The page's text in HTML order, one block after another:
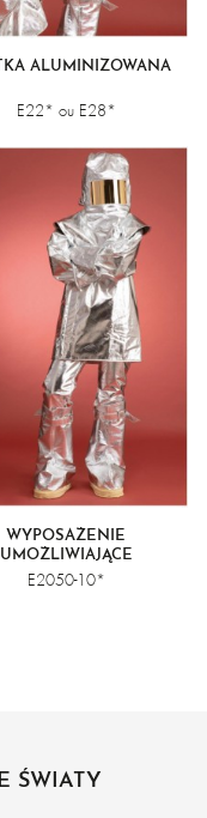
ALUMINIZOWANA
E22* ou E28*
WYPOSAŻENIE
UMOŻLIWIAJĄCE
DO OGNIA Z
E2050-10*
ŚWIATY